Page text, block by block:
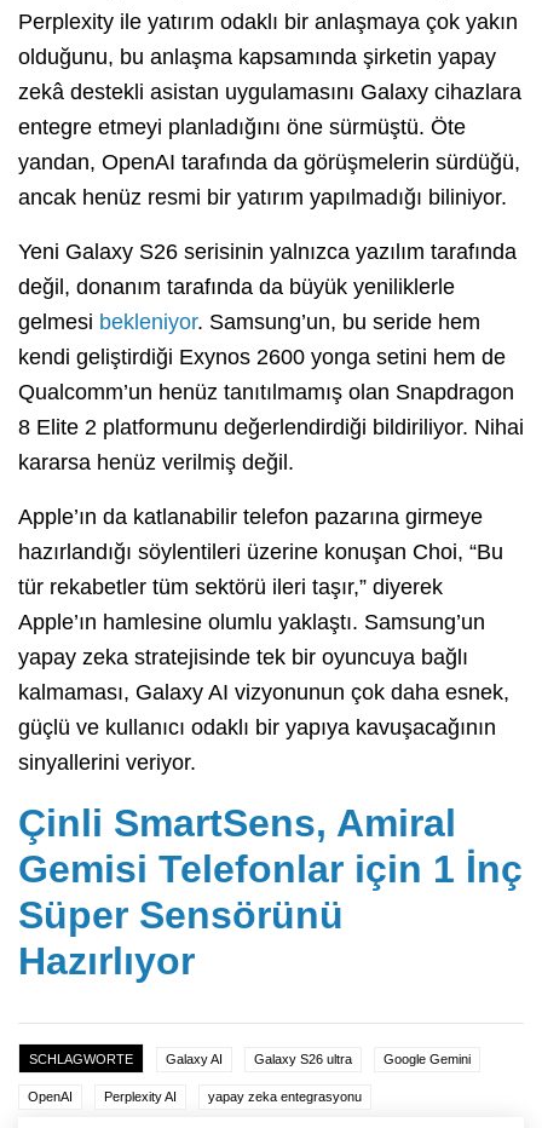
Perplexity ile yatırım odaklı bir anlaşmaya çok yakın
olduğunu, bu anlaşma kapsamında şirketin yapay
zekâ destekli asistan uygulamasını Galaxy cihazlara
entegre etmeyi planladığını öne sürmüştü. Öte
yandan, OpenAI tarafında da görüşmelerin sürdüğü,
ancak henüz resmi bir yatırım yapılmadığı biliniyor.
Yeni Galaxy S26 serisinin yalnızca yazılım tarafında
değil, donanım tarafında da büyük yeniliklerle
gelmesi bekleniyor. Samsung’un, bu seride hem
kendi geliştirdiği Exynos 2600 yonga setini hem de
Qualcomm’un henüz tanıtılmamış olan Snapdragon
8 Elite 2 platformunu değerlendirdiği bildiriliyor. Nihai
kararsa henüz verilmiş değil.
Apple’ın da katlanabilir telefon pazarına girmeye
hazırlandığı söylentileri üzerine konuşan Choi, “Bu
tür rekabetler tüm sektörü ileri taşır,” diyerek
Apple’ın hamlesine olumlu yaklaştı. Samsung’un
yapay zeka stratejisinde tek bir oyuncuya bağlı
kalmaması, Galaxy AI vizyonunun çok daha esnek,
güçlü ve kullanıcı odaklı bir yapıya kavuşacağının
sinyallerini veriyor.
Çinli SmartSens, Amiral
Gemisi Telefonlar için 1 İnç
Süper Sensörünü
Hazırlıyor
SCHLAGWORTE Galaxy AI Galaxy S26 ultra Google Gemini
OpenAI Perplexity AI yapay zeka entegrasyonu